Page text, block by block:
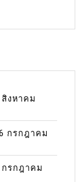
งหาคม
กรกฎาคม
กรกฎาคม